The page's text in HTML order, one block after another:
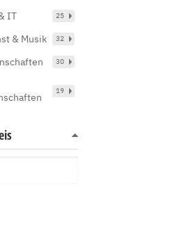
IT 25
& Musik 32
30
19